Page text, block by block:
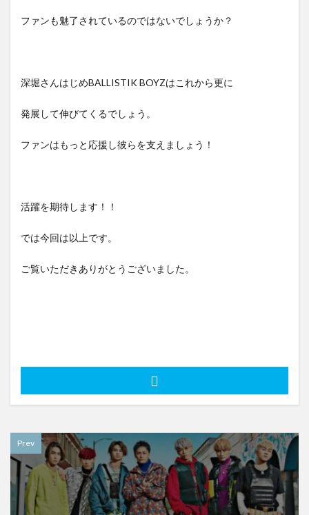
ファンも魅了されているのではないでしょうか？
深堀さんはじめBALLISTIK BOYZはこれから更に
発展して伸びてくるでしょう。
ファンはもっと応援し彼らを支えましょう！
活躍を期待します！！
では今回は以上です。
ご覧いただきありがとうございました。
Prev